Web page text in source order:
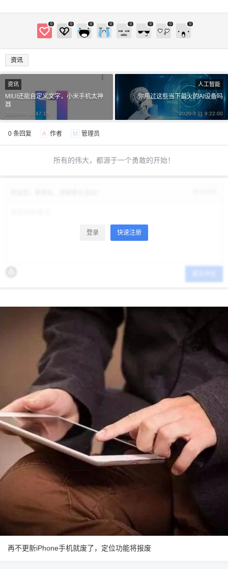
0 0 0 0 0 0 0 0
资讯
20 50 元 自定义
资讯
MIUI还能自定义文字，小米手机太神
器
2020-3-9 12:47:15
人工智能
你用过这些当下最火的AI设备吗
2020-3-11 9:22:00
0 条回复 A 作者 M 管理员
所有的伟大，都源于一个勇敢的开始！
登录 快速注册
再不更新iPhone手机就废了，定位功能将报废
6位以上